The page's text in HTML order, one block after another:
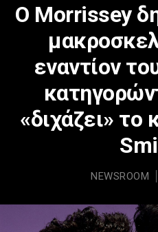
Ο Morrissey
εναντίον
«διχάζει» το
NEWSROOM